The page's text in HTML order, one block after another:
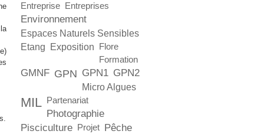
Entreprise Entreprises
Environnement
Espaces Naturels Sensibles
Etang
Exposition
Flore
Formation
GMNF GPN GPN1 GPN2
Micro Algues
MIL Partenariat
Photographie
Pisciculture
Projet Pêche